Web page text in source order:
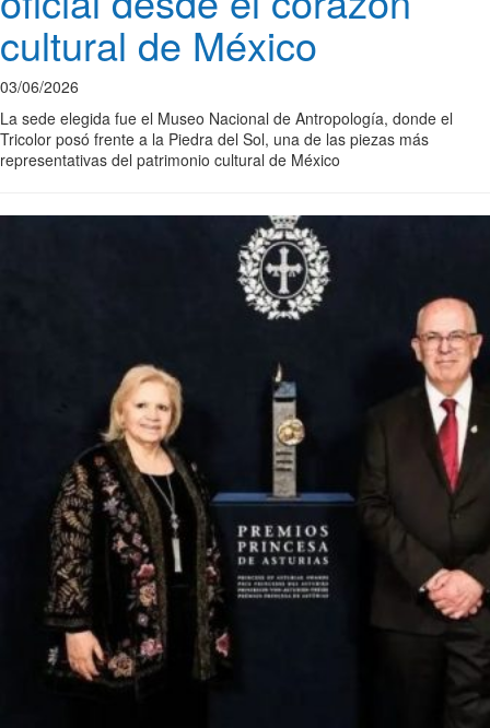
cultural de México
03/06/2026
La sede elegida fue el Museo Nacional de Antropología, donde el
Tricolor posó frente a la Piedra del Sol, una de las piezas más
representativas del patrimonio cultural de México